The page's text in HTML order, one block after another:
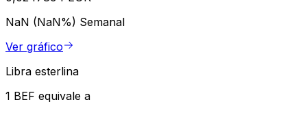
NaN (NaN%) Semanal
Ver gráfico
Libra esterlina
1 BEF equivale a